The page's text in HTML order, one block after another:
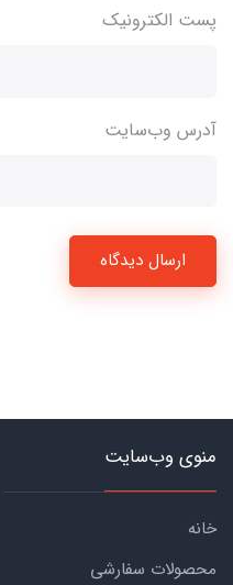
پست الکترونیک
آدرس وب‌سایت
ارسال دیدگاه
منوی وب‌سایت
خانه
محصولات سفارشی